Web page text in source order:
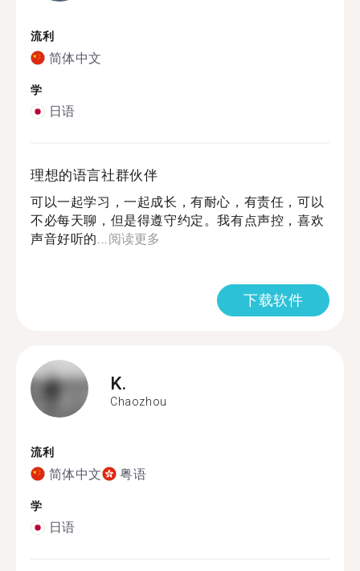
流利
简体中文
学
日语
理想的语言社群伙伴
可以一起学习，一起成长，有耐心，有责任，可以
不必每天聊，但是得遵守约定。我有点声控，喜欢
声音好听的...阅读更多
下载软件
K.
Chaozhou
流利
简体中文 粤语
学
日语